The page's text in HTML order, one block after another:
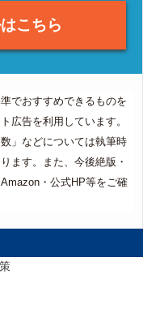
こちら
でおすすめできるものを
広告を利用しています。
」などについては執筆時
ます。また、今後絶版・
・公式HP等をご確